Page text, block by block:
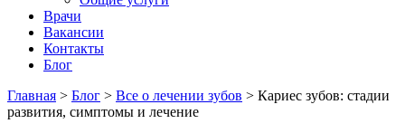
Врачи
Вакансии
Контакты
Блог
Главная > Блог > Все о лечении зубов > Кариес зубов: стадии
развития, симптомы и лечение